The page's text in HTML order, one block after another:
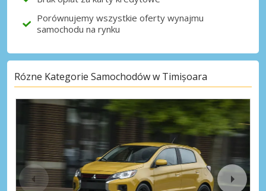
Porównujemy wszystkie oferty wynajmu
samochodu na rynku
Rózne Kategorie Samochodów w Timișoara